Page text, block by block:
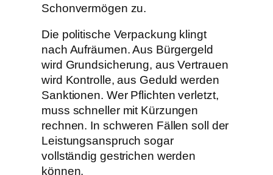
Schonvermögen zu.
Die politische Verpackung klingt
nach Aufräumen. Aus Bürgergeld
wird Grundsicherung, aus Vertrauen
wird Kontrolle, aus Geduld werden
Sanktionen. Wer Pflichten verletzt,
muss schneller mit Kürzungen
rechnen. In schweren Fällen soll der
Leistungsanspruch sogar
vollständig gestrichen werden
können.